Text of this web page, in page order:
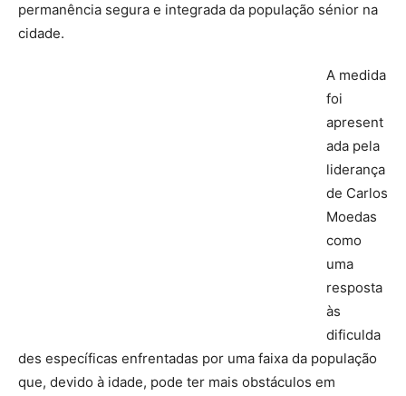
permanência segura e integrada da população sénior na
cidade.
A medida
foi
apresent
ada pela
liderança
de Carlos
Moedas
como
uma
resposta
às
dificulda
des específicas enfrentadas por uma faixa da população
que, devido à idade, pode ter mais obstáculos em